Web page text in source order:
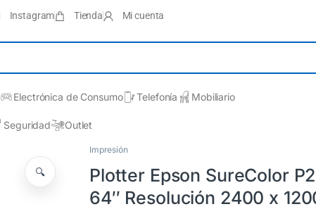
Instagram Tienda Mi cuenta
Electrónica de Consumo Telefonía Mobiliario
Seguridad Outlet
🔍
Impresión
Plotter Epson SureColor
64″ Resolución 2400 x